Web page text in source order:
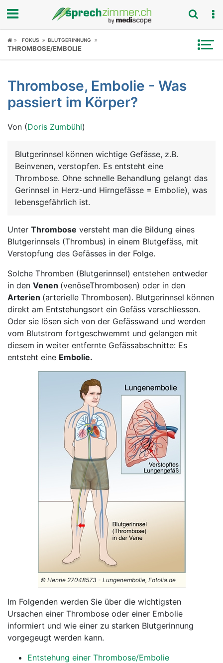
Fokus
Symptome
Untersuchungen
Ratgeber
Rubriken
FOKUS BLUTGERINNUNG
THROMBOSE/EMBOLIE
Thrombose, Embolie - Was
passiert im Körper?
Von (Doris Zumbühl)
Blutgerinnsel können wichtige Gefässe, z.B.
Beinvenen, verstopfen. Es entsteht eine
Thrombose. Ohne schnelle Behandlung gelangt das
Gerinnsel in Herz-und Hirngefässe = Embolie), was
lebensgefährlich ist.
Unter Thrombose versteht man die Bildung eines
Blutgerinnsels (Thrombus) in einem Blutgefäss, mit
Verstopfung des Gefässes in der Folge.
Solche Thromben (Blutgerinnsel) entstehen entweder
in den Venen (venöseThrombosen) oder in den
Arterien (arterielle Thrombosen). Blutgerinnsel können
direkt am Entstehungsort ein Gefäss verschliessen.
Oder sie lösen sich von der Gefässwand und werden
vom Blutstrom fortgeschwemmt und gelangen mit
diesem in weiter entfernte Gefässabschnitte: Es
entsteht eine Embolie.
© Henrie 27048573 - Lungenembolie, Fotolia.de
Im Folgenden werden Sie über die wichtigsten
Ursachen einer Thrombose oder einer Embolie
informiert und wie einer zu starken Blutgerinnung
vorgegeugt werden kann.
Entstehung einer Thrombose/Embolie